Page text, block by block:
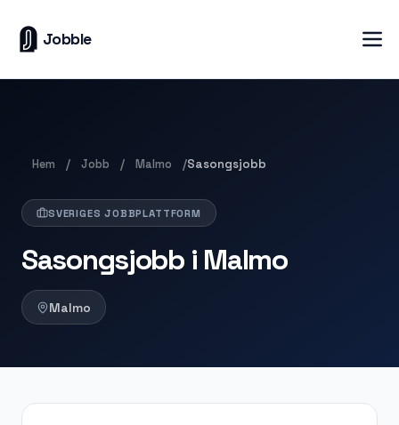
Jobble
Hem / Jobb / Malmo /Sasongsjobb
SVERIGES JOBBPLATTFORM
Sasongsjobb i Malmo
Malmo